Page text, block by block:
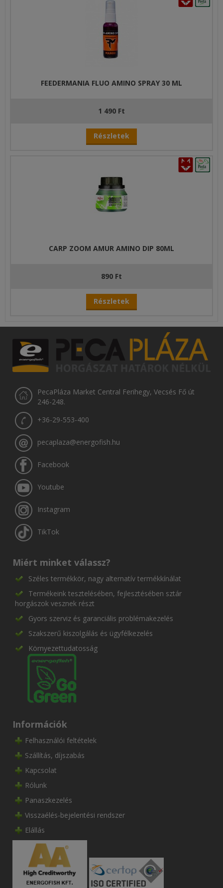
FEEDERMANIA FLUO AMINO SPRAY 30 ML
1 490 Ft
Részletek
CARP ZOOM AMUR AMINO DIP 80ML
890 Ft
Részletek
PecaPláza Market Central Ferihegy, Vecsés Fő út
246-248.
+36-29-553-400
pecaplaza@energofish.hu
Facebook
Youtube
Instagram
TikTok
Miért minket válassz?
Széles termékkör, nagy alternatív termékkínálat
Termékeink tesztelésében, fejlesztésében sztár
horgászok vesznek részt
Gyors szerviz és garanciális problémakezelés
Szakszerű kiszolgálás és ügyfélkezelés
Környezettudatosság
Információk
Felhasználói feltételek
Szállítás, díjszabás
Kapcsolat
Rólunk
Panaszkezelés
Visszaélés-bejelentési rendszer
Elállás